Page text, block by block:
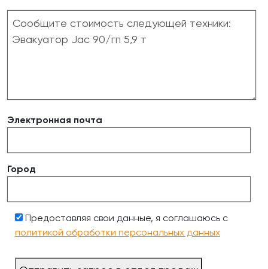
Электронная почта
Город
Предоставляя свои данные, я соглашаюсь с
политикой обработки персональных данных